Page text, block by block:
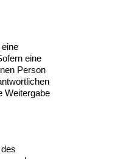
eine
Person
Weitergabe